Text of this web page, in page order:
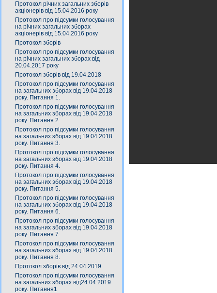
Протокол річних загальних зборів
акціонерів від 15.04.2016 року
Протокол про підсумки голосування
на річних загальних зборах
акціонерів від 15.04.2016 року
Протокол зборів
Протокол про підсумки голосування
на річних загальних зборах від
20.04.2017 року
Протокол зборів від 19.04.2018
Протокол про підсумки голосування
на загальних зборах від 19.04.2018
року. Питання 1.
Протокол про підсумки голосування
на загальних зборах від 19.04.2018
року. Питання 2.
Протокол про підсумки голосування
на загальних зборах від 19.04.2018
року. Питання 3.
Протокол про підсумки голосування
на загальних зборах від 19.04.2018
року. Питання 4.
Протокол про підсумки голосування
на загальних зборах від 19.04.2018
року. Питання 5.
Протокол про підсумки голосування
на загальних зборах від 19.04.2018
року. Питання 6.
Протокол про підсумки голосування
на загальних зборах від 19.04.2018
року. Питання 7.
Протокол про підсумки голосування
на загальних зборах від 19.04.2018
року. Питання 8.
Протокол зборів від 24.04.2019
Протокол про підсумки голосування
на загальних зборах від24.04.2019
року. Питання1